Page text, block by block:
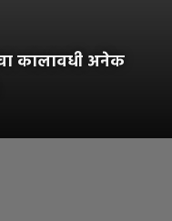
कालावधी अनेक